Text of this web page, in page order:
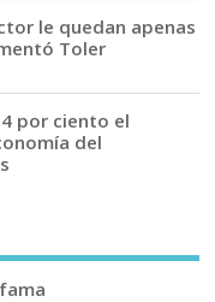
le quedan apenas
Toler
por ciento el
del